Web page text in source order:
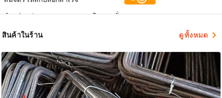
จำหน่ายปลอกเสา-คาน-และผลิตตามสั่ง
สินค้าในร้าน ดูทั้งหมด navigate_next